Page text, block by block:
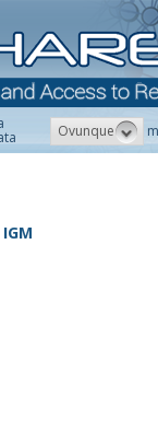
Ovunque